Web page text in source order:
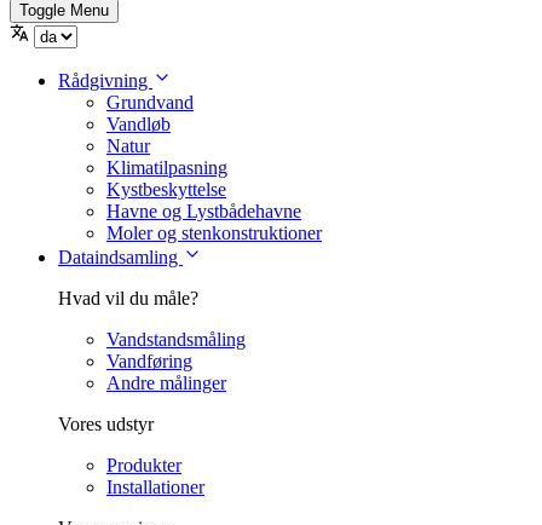
Toggle Menu
Rådgivning
Grundvand
Vandløb
Natur
Klimatilpasning
Kystbeskyttelse
Havne og Lystbådehavne
Moler og stenkonstruktioner
Dataindsamling
Hvad vil du måle?
Vandstandsmåling
Vandføring
Andre målinger
Vores udstyr
Produkter
Installationer